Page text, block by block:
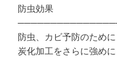
防虫効果
防虫、カビ予防のために
炭化加工をさらに強め